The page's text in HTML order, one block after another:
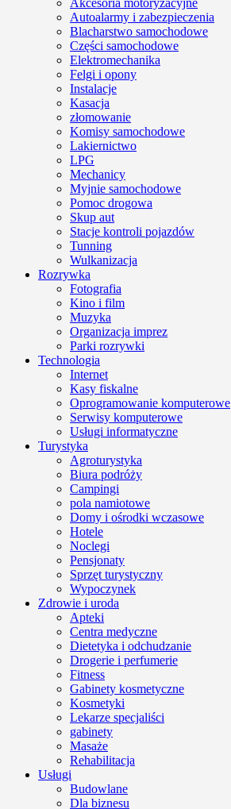
Akcesoria motoryzacyjne
Autoalarmy i zabezpieczenia
Blacharstwo samochodowe
Części samochodowe
Elektromechanika
Felgi i opony
Instalacje
Kasacja
złomowanie
Komisy samochodowe
Lakiernictwo
LPG
Mechanicy
Myjnie samochodowe
Pomoc drogowa
Skup aut
Stacje kontroli pojazdów
Tunning
Wulkanizacja
Rozrywka
Fotografia
Kino i film
Muzyka
Organizacja imprez
Parki rozrywki
Technologia
Internet
Kasy fiskalne
Oprogramowanie komputerowe
Serwisy komputerowe
Usługi informatyczne
Turystyka
Agroturystyka
Biura podróży
Campingi
pola namiotowe
Domy i ośrodki wczasowe
Hotele
Noclegi
Pensjonaty
Sprzęt turystyczny
Wypoczynek
Zdrowie i uroda
Apteki
Centra medyczne
Dietetyka i odchudzanie
Drogerie i perfumerie
Fitness
Gabinety kosmetyczne
Kosmetyki
Lekarze specjaliści
gabinety
Masaże
Rehabilitacja
Usługi
Budowlane
Dla biznesu